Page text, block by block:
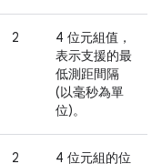
2
4 位元組值，
表示支援的最
低測距間隔
(以毫秒為單
位)。
2
4 位元組的位